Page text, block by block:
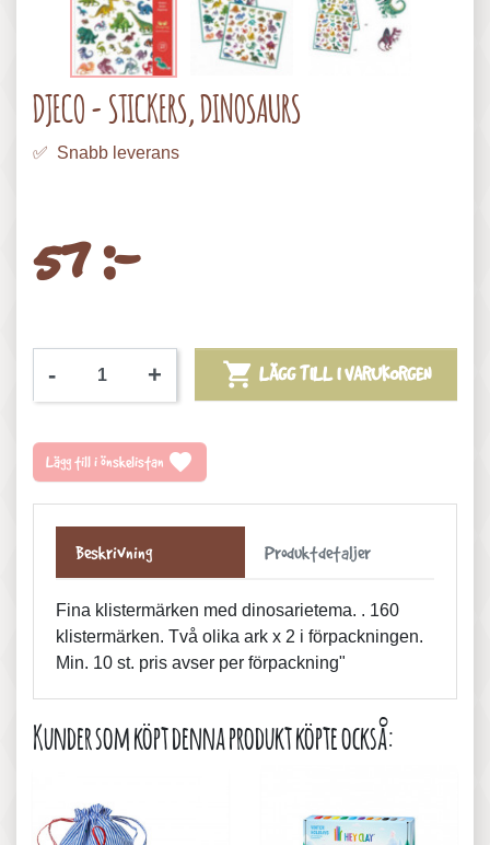
DJECO - STICKERS, DINOSAURS
✅ Snabb leverans
57 :-
- +  LÄGG TILL I VARUKORGEN
Lägg till i önskelistan favorite
Beskrivning Produktdetaljer
Fina klistermärken med dinosarietema. . 160
klistermärken. Två olika ark x 2 i förpackningen.
Min. 10 st. pris avser per förpackning"
Kunder som köpt denna produkt köpte också: